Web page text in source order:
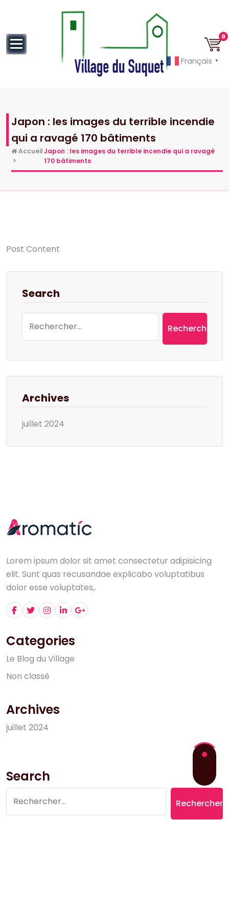
0
Japon : les images du terrible incendie
qui a ravagé 170 bâtiments
Accueil
>
Japon : les images du terrible incendie qui a ravagé
170 bâtiments
Post Content
Search
Archives
juillet 2024
Lorem ipsum dolor sit amet consectetur adipisicing
elit. Sunt quas recusandae explicabo voluptatibus
dolor esse voluptates,.
Categories
Le Blog du Village
Non classé
Archives
juillet 2024
Search
Français ▼